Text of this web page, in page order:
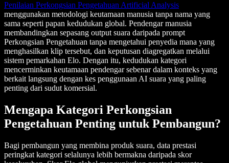
Penilaian Perkongsian Pengetahuan Artificial Analysis
menggunakan metodologi keutamaan manusia tanpa nama yang
sama seperti papan kedudukan global. Pendengar manusia
membandingkan sepasang output suara daripada prompt
Perkongsian Pengetahuan tanpa mengetahui penyedia mana yang
menghasilkan klip tersebut, dan keputusan diagregatkan melalui
sistem pemarkahan Elo. Dengan itu, kedudukan kategori
mencerminkan keutamaan pendengar sebenar dalam konteks yang
berkait langsung dengan kes penggunaan AI suara yang paling
penting dari sudut komersial.
Mengapa Kategori Perkongsian
Pengetahuan Penting untuk Pembangun?
Bagi pembangun yang membina produk suara, data prestasi
peringkat kategori selalunya lebih bermakna daripada skor